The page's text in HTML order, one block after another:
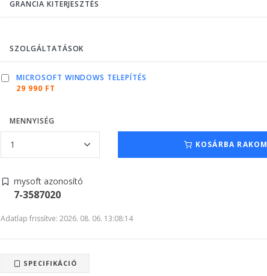
GRANCIA KITERJESZTÉS
SZOLGÁLTATÁSOK
MICROSOFT WINDOWS TELEPÍTÉS
29 990 FT
MENNYISÉG
KOSÁRBA RAKOM
mysoft azonosító
7-3587020
Adatlap frissítve: 2026. 08. 06. 13:08:14
SPECIFIKÁCIÓ